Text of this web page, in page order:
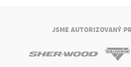
JSME AUTORIZOVANÝ